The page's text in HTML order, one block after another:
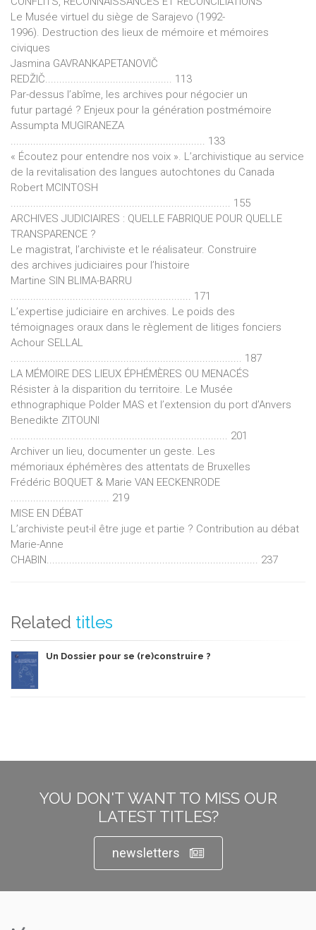
Le Musée virtuel du siège de Sarajevo (1992-
1996). Destruction des lieux de mémoire et mémoires
civiques
Jasmina GAVRANKAPETANOVIČ
REDŽIČ............................................. 113
Par-dessus l’abîme, les archives pour négocier un
futur partagé ? Enjeux pour la génération postmémoire
Assumpta MUGIRANEZA
..................................................................... 133
« Écoutez pour entendre nos voix ». L’archivistique au service
de la revitalisation des langues autochtones du Canada
Robert MCINTOSH
.............................................................................. 155
ARCHIVES JUDICIAIRES : QUELLE FABRIQUE POUR QUELLE
TRANSPARENCE ?
Le magistrat, l’archiviste et le réalisateur. Construire
des archives judiciaires pour l’histoire
Martine SIN BLIMA-BARRU
................................................................ 171
L’expertise judiciaire en archives. Le poids des
témoignages oraux dans le règlement de litiges fonciers
Achour SELLAL
.................................................................................. 187
LA MÉMOIRE DES LIEUX ÉPHÉMÈRES OU MENACÉS
Résister à la disparition du territoire. Le Musée
ethnographique Polder MAS et l’extension du port d’Anvers
Benedikte ZITOUNI
............................................................................. 201
Archiver un lieu, documenter un geste. Les
mémoriaux éphémères des attentats de Bruxelles
Frédéric BOQUET & Marie VAN EECKENRODE
................................... 219
MISE EN DÉBAT
L’archiviste peut-il être juge et partie ? Contribution au débat
Marie-Anne
CHABIN........................................................................... 237
Related titles
Un Dossier pour se (re)construire ?
YOU DON'T WANT TO MISS OUR
LATEST TITLES?
newsletters